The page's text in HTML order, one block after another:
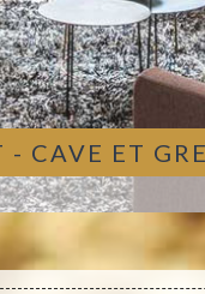
CAVE ET